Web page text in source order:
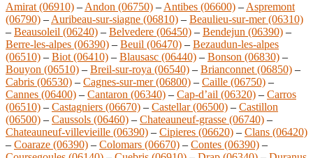
Amirat (06910) –Andon (06750) –Antibes (06600) –Aspremont
(06790) –Auribeau-sur-siagne (06810) – Beaulieu-sur-mer (06310)
– Beausoleil (06240) – Belvedere (06450) – Bendejun (06390) –
Berre-les-alpes (06390) – Beuil (06470) – Bezaudun-les-alpes
(06510) – Biot (06410) – Blausasc (06440) – Bonson (06830) –
Bouyon (06510) – Breil-sur-roya (06540) – Brianconnet (06850) –
Cabris (06530) – Cagnes-sur-mer (06800) – Caille (06750) –
Cannes (06400) – Cantaron (06340) – Cap-d’ail (06320) – Carros
(06510) – Castagniers (06670) – Castellar (06500) – Castillon
(06500) – Caussols (06460) – Chateauneuf-grasse (06740) –
Chateauneuf-villevieille (06390) – Cipieres (06620) – Clans (06420)
– Coaraze (06390) – Colomars (06670) – Contes (06390) –